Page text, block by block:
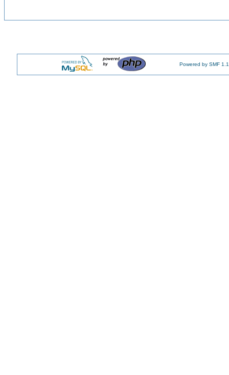
Powered by SMF